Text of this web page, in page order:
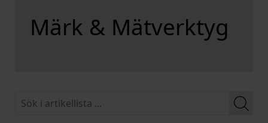
Märk & Mätverktyg